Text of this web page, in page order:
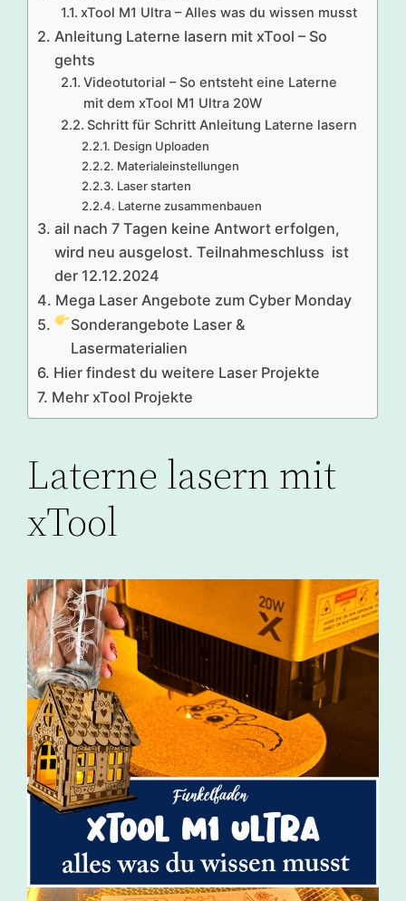
xTool M1 Ultra – Alles was du wissen musst
Anleitung Laterne lasern mit xTool – So
gehts
Videotutorial – So entsteht eine Laterne
mit dem xTool M1 Ultra 20W
Schritt für Schritt Anleitung Laterne lasern
Design Uploaden
Materialeinstellungen
Laser starten
Laterne zusammenbauen
ail nach 7 Tagen keine Antwort erfolgen,
wird neu ausgelost. Teilnahmeschluss ist
der 12.12.2024
Mega Laser Angebote zum Cyber Monday
Sonderangebote Laser &
Lasermaterialien
Hier findest du weitere Laser Projekte
Mehr xTool Projekte
Laterne lasern mit
xTool